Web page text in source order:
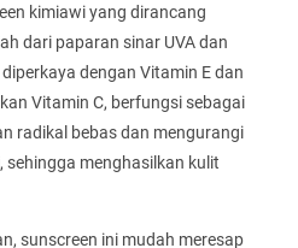
kimiawi yang dirancang
dari paparan sinar UVA dan
dengan Vitamin E dan
Vitamin C, berfungsi sebagai
radikal bebas dan mengurangi
menghasilkan kulit
sunscreen ini mudah meresap